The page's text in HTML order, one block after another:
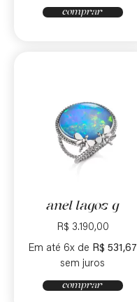
comprar
anel lagos g
R$ 3.190,00
Em até 6x de R$ 531,67
sem juros
comprar